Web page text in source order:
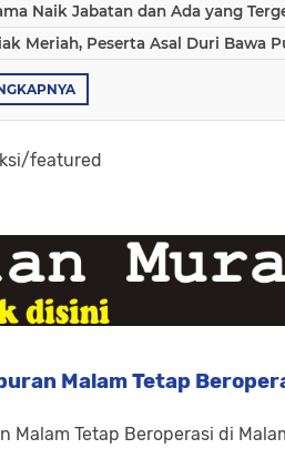
Naik Jabatan dan Ada yang
Meriah, Peserta Asal Duri Bawa
featured
Malam Tetap
Malam Tetap Beroperasi di